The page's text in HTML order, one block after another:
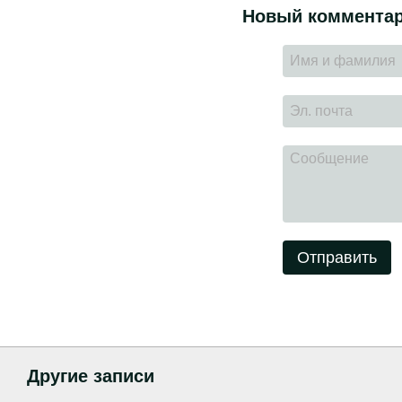
Новый
Отправить
Другие записи